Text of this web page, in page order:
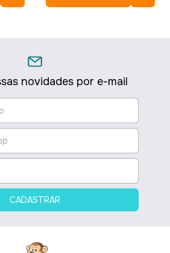
novidades por e-mail